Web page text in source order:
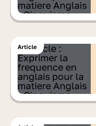
Article